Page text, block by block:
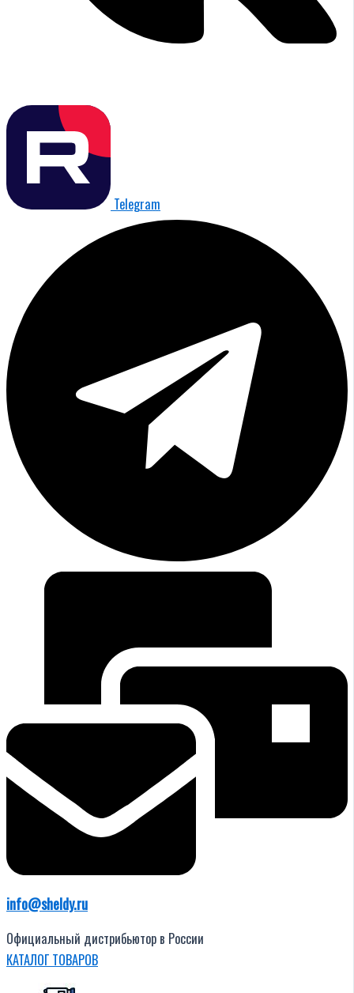
Telegram
info@sheldy.ru
Официальный дистрибьютор в России
КАТАЛОГ ТОВАРОВ